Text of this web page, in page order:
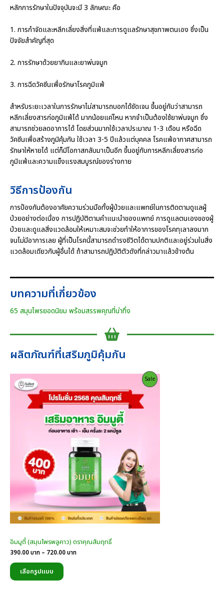
หลักการรักษาในปัจจุบันจะมี 3 ลักษณะ คือ
1. การกำจัดและหลีกเลี่ยงสิ่งที่แพ้และการดูแลรักษาสุขภาพตนเอง ซึ่งเป็น
ปัจจัยสำคัญที่สุด
2. การรักษาด้วยยากินและยาพ่นจมูก
3. การฉีดวัคซีนเพื่อรักษาโรคภูมิแพ้
สำหรับระยะเวลาในการรักษาไม่สามารถบอกได้ชัดเจน ขึ้นอยู่กับว่าสามารถ
หลีกเลี่ยงสารก่อภูมิแพ้ได้ มากน้อยแค่ไหน หากจำเป็นต้องใช้ยาพ่นจมูก ซึ่ง
สามารถช่วยลดอาการได้ โดยส่วนมากใช้เวลาประมาณ 1-3 เดือน หรือฉีด
วัคซีนเพื่อสร้างภูมิคุ้มกัน ใช้เวลา 3-5 ปีแล้วแต่บุคคล โรคแพ้อากาศสามารถ
รักษาให้หายได้ แต่ก็มีโอกาสกลับมาเป็นอีก ขึ้นอยู่กับการหลีกเลี่ยงสารก่อ
ภูมิแพ้และความแข็งแรงสมบูรณ์ของร่างกาย
วิธีการป้องกัน
การป้องกันต้องอาศัยความร่วมมือทั้งผู้ป่วยและแพทย์ในการติดตามดูแลผู้
ป่วยอย่างต่อเนื่อง การปฏิบัติตามคำแนะนำของแพทย์ การดูแลตนเองของผู้
ป่วยและดูแลสิ่งแวดล้อมให้เหมาะสมจะช่วยทำให้อาการของโรคทุเลาลงมาก
จนไม่มีอาการเลย ผู้ที่เป็นโรคนี้สามารถดำรงชีวิตได้ตามปกติและอยู่ร่วมในสิ่ง
แวดล้อมเดียวกับผู้อื่นได้ ถ้าสามารถปฏิบัติตัวดังที่กล่าวมาแล้วข้างต้น
บทความที่เกี่ยวข้อง
65 สมุนไพรยอดนิยม พร้อมสรรพคุณที่น่าทึ่ง
ผลิตภัณฑ์ที่เสริมภูมิคุ้มกัน
SaleProduct
อิมมูตี้ (สมุนไพรพลูคาว) ตราคุณสัมฤทธิ์
390.00บาท – 720.00บาทPrice
เลือกรูปแบบ